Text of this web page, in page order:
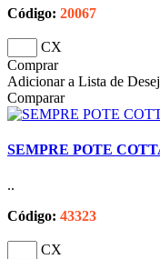
Código: 20067
CX
Comprar
Adicionar a Lista de
Comparar
SEMPRE POTE
..
Código: 43323
CX